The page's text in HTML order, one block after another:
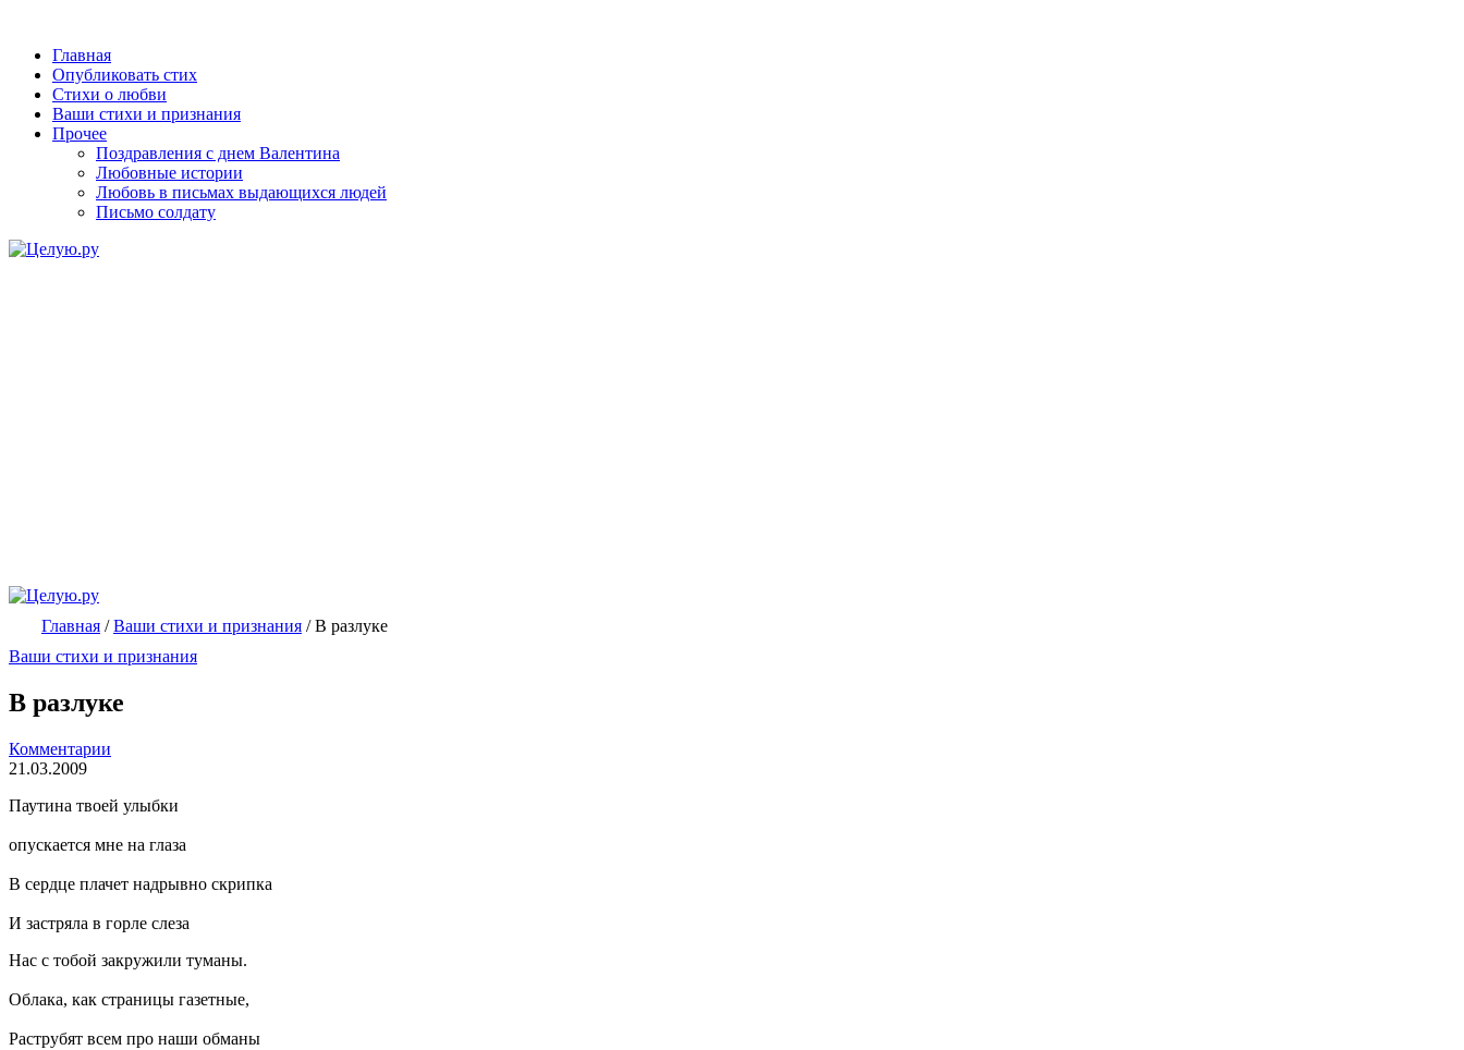
Главная
Опубликовать стих
Стихи о любви
Ваши стихи и признания
Прочее
Поздравления с днем Валентина
Любовные истории
Любовь в письмах выдающихся людей
Письмо солдату
Главная /Ваши стихи и признания /В разлуке
Ваши стихи и признания
В разлуке
Комментарии
21.03.2009
Паутина твоей улыбки
опускается мне на глаза
В сердце плачет надрывно скрипка
И застряла в горле слеза
Нас с тобой закружили туманы.
Облака, как страницы газетные,
Раструбят всем про наши обманы